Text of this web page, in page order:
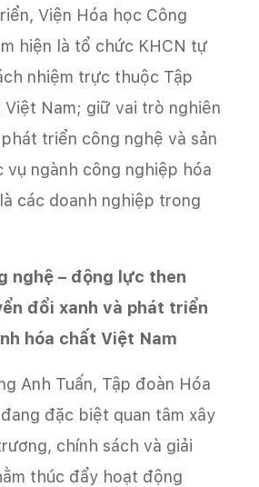
Viện Hóa học Công
hiện là tổ chức KHCN tự
nhiệm trực thuộc Tập
Nam; giữ vai trò nghiên
triển công nghệ và sản
vụ ngành công nghiệp hóa
các doanh nghiệp trong
nghệ – động lực then
đổi xanh và phát triển
hóa chất Việt Nam
Anh Tuấn, Tập đoàn Hóa
đặc biệt quan tâm xây
chính sách và giải
thúc đẩy hoạt động